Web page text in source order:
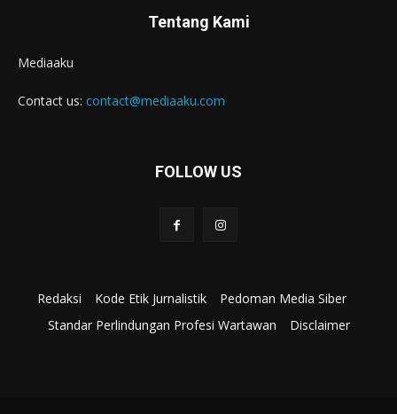
Tentang Kami
Mediaaku
Contact us: contact@mediaaku.com
FOLLOW US
Redaksi Kode Etik Jurnalistik
Pedoman Media Siber
Standar Perlindungan Profesi Wartawan
Disclaimer